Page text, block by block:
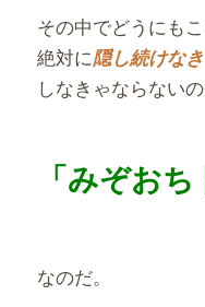
その中でどうにも
絶対に隠し続けな
しなきゃならないの
「みぞおち
なのだ。